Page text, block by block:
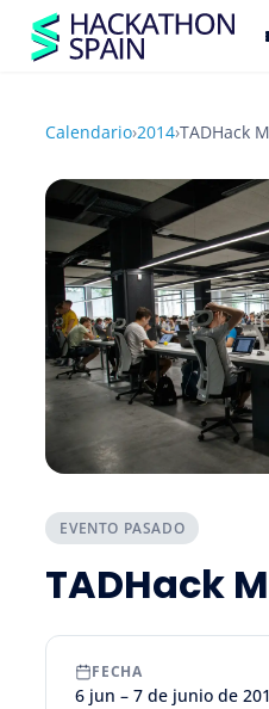
Calendario›2014›TADHack
EVENTO PASADO
TADHack
FECHA
6 jun – 7 de junio de